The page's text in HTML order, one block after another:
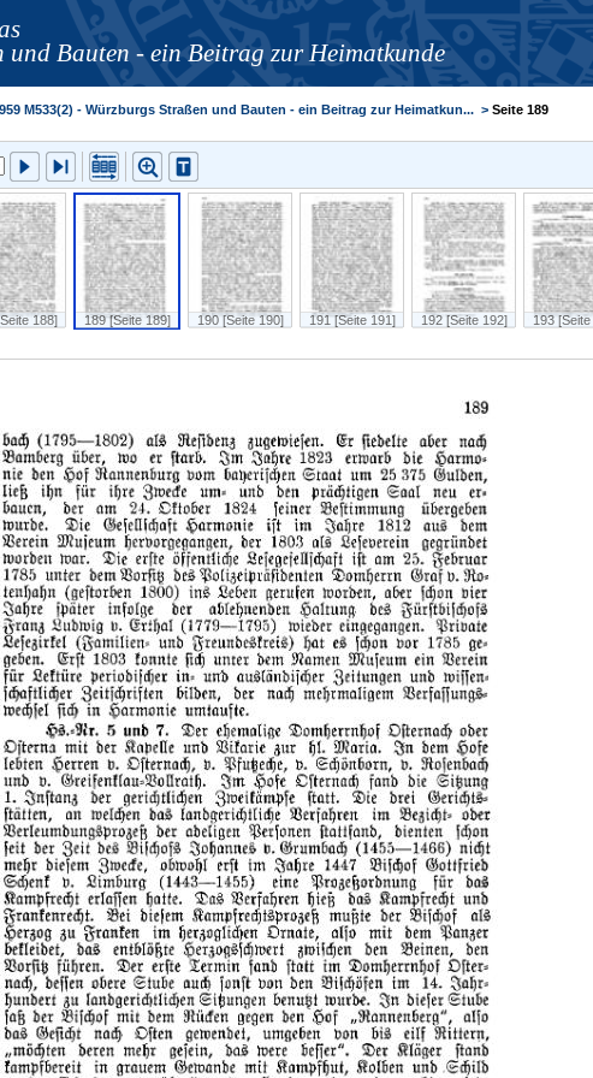
und Bauten - ein Beitrag zur Heimatkunde
188] 189 [Seite 189] 190 [Seite 190] 191 [Seite 191] 192 [Seite 192] 193
M533(2) - Würzburgs Straßen und Bauten - ein Beitrag zur Heimatkun... > Seite 189